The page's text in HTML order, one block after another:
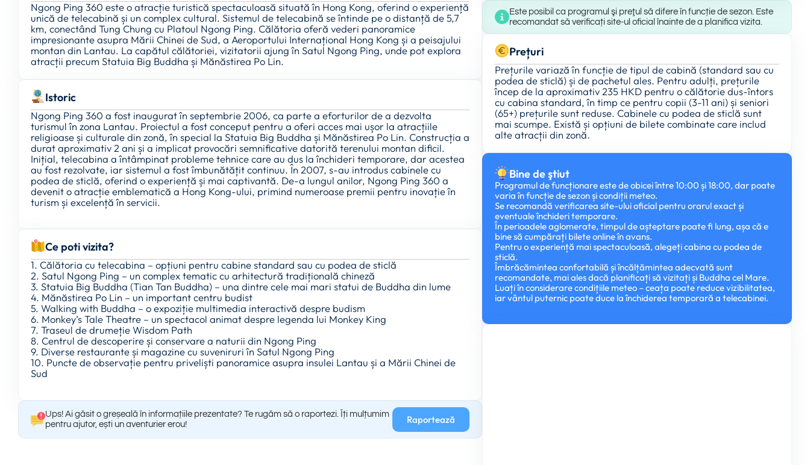
Ngong Ping 360 este o atracție turistică spectaculoasă situată în Hong Kong, oferind o experiență
unică de telecabină și un complex cultural. Sistemul de telecabină se întinde pe o distanță de 5,7
km, conectând Tung Chung cu Platoul Ngong Ping. Călătoria oferă vederi panoramice
impresionante asupra Mării Chinei de Sud, a Aeroportului Internațional Hong Kong și a peisajului
montan din Lantau. La capătul călătoriei, vizitatorii ajung în Satul Ngong Ping, unde pot explora
atracții precum Statuia Big Buddha și Mănăstirea Po Lin.
Istoric
Ngong Ping 360 a fost inaugurat în septembrie 2006, ca parte a eforturilor de a dezvolta
turismul în zona Lantau. Proiectul a fost conceput pentru a oferi acces mai ușor la atracțiile
religioase și culturale din zonă, în special la Statuia Big Buddha și Mănăstirea Po Lin. Construcția a
durat aproximativ 2 ani și a implicat provocări semnificative datorită terenului montan dificil.
Inițial, telecabina a întâmpinat probleme tehnice care au dus la închideri temporare, dar acestea
au fost rezolvate, iar sistemul a fost îmbunătățit continuu. În 2007, s-au introdus cabinele cu
podea de sticlă, oferind o experiență și mai captivantă. De-a lungul anilor, Ngong Ping 360 a
devenit o atracție emblematică a Hong Kong-ului, primind numeroase premii pentru inovație în
turism și excelență în servicii.
Ce poti vizita?
1. Călătoria cu telecabina – opțiuni pentru cabine standard sau cu podea de sticlă
2. Satul Ngong Ping – un complex tematic cu arhitectură tradițională chineză
3. Statuia Big Buddha (Tian Tan Buddha) – una dintre cele mai mari statui de Buddha din lume
4. Mănăstirea Po Lin – un important centru budist
5. Walking with Buddha – o expoziție multimedia interactivă despre budism
6. Monkey’s Tale Theatre – un spectacol animat despre legenda lui Monkey King
7. Traseul de drumeție Wisdom Path
8. Centrul de descoperire și conservare a naturii din Ngong Ping
9. Diverse restaurante și magazine cu suveniruri în Satul Ngong Ping
10. Puncte de observație pentru priveliști panoramice asupra insulei Lantau și a Mării Chinei de
Sud
Ups! Ai găsit o greșeală în informațiile prezentate? Te rugăm să o raportezi. Îți mulțumim
pentru ajutor, ești un aventurier erou!
Raportează
Este posibil ca programul şi preţul să difere în funcție de sezon. Este
recomandat să verificați site-ul oficial înainte de a planifica vizita.
Prețuri
Prețurile variază în funcție de tipul de cabină (standard sau cu
podea de sticlă) și de pachetul ales. Pentru adulți, prețurile
încep de la aproximativ 235 HKD pentru o călătorie dus-întors
cu cabina standard, în timp ce pentru copii (3-11 ani) și seniori
(65+) prețurile sunt reduse. Cabinele cu podea de sticlă sunt
mai scumpe. Există și opțiuni de bilete combinate care includ
alte atracții din zonă.
Bine de ştiut
Programul de funcționare este de obicei între 10:00 și 18:00, dar poate
varia în funcție de sezon și condiții meteo.
Se recomandă verificarea site-ului oficial pentru orarul exact și
eventuale închideri temporare.
În perioadele aglomerate, timpul de așteptare poate fi lung, așa că e
bine să cumpărați bilete online în avans.
Pentru o experiență mai spectaculoasă, alegeți cabina cu podea de
sticlă.
Îmbrăcămintea confortabilă și încălțămintea adecvată sunt
recomandate, mai ales dacă planificați să vizitați și Buddha cel Mare.
Luați în considerare condițiile meteo – ceața poate reduce vizibilitatea,
iar vântul puternic poate duce la închiderea temporară a telecabinei.